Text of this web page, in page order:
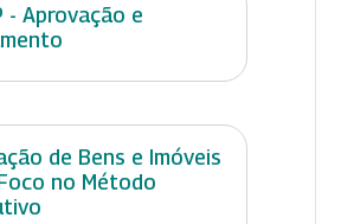
- Aprovação e
de Bens e Imóveis
no Método